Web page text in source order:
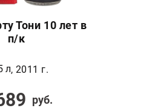
Тони 10 лет в
п/к
л, 2011 г.
руб.